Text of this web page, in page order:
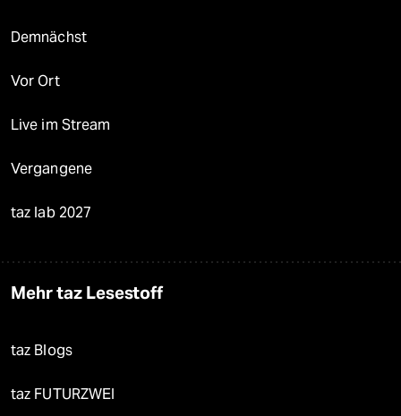
Demnächst
Vor Ort
Live im Stream
Vergangene
taz lab 2027
Mehr taz Lesestoff
taz Blogs
taz FUTURZWEI